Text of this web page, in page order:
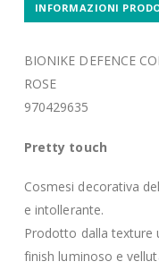
INFORMAZIONI
BIONIKE DEFENCE
ROSE
970429635
Pretty touch
Cosmesi decorativa
e intollerante.
Prodotto dalla texture
finish luminoso e